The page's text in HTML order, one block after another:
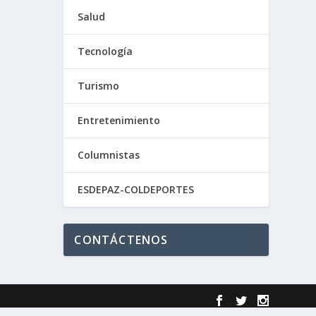
Salud
Tecnología
Turismo
Entretenimiento
Columnistas
ESDEPAZ-COLDEPORTES
CONTÁCTENOS